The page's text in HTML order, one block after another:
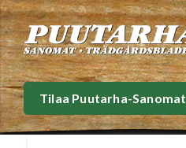
Siirry
sisältöön
Tilaa Puutarha-Sanomat